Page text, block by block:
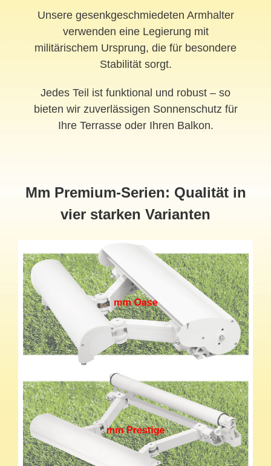
Unsere gesenkgeschmiedeten Armhalter
verwenden eine Legierung mit
militärischem Ursprung, die für besondere
Stabilität sorgt.
Jedes Teil ist funktional und robust – so
bieten wir zuverlässigen Sonnenschutz für
Ihre Terrasse oder Ihren Balkon.
Mm Premium-Serien: Qualität in
vier starken Varianten